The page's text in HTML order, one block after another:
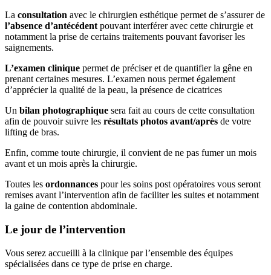
La consultation avec le chirurgien esthétique permet de s’assurer de
l’absence d’antécédentpouvant interférer avec cette chirurgie et
notamment la prise de certains traitements pouvant favoriser les
saignements.
L’examen clinique permet de préciser et de quantifier la gêne en
prenant certaines mesures. L’examen nous permet également
d’apprécier la qualité de la peau, la présence de cicatrices
Un bilan photographique sera fait au cours de cette consultation
afin de pouvoir suivre les résultats photos avant/après de votre
lifting de bras.
Enfin, comme toute chirurgie, il convient de ne pas fumer un mois
avant et un mois après la chirurgie.
Toutes les ordonnances pour les soins post opératoires vous seront
remises avant l’intervention afin de faciliter les suites et notamment
la gaine de contention abdominale.
Le jour de l’intervention
Vous serez accueilli à la clinique par l’ensemble des équipes
spécialisées dans ce type de prise en charge.